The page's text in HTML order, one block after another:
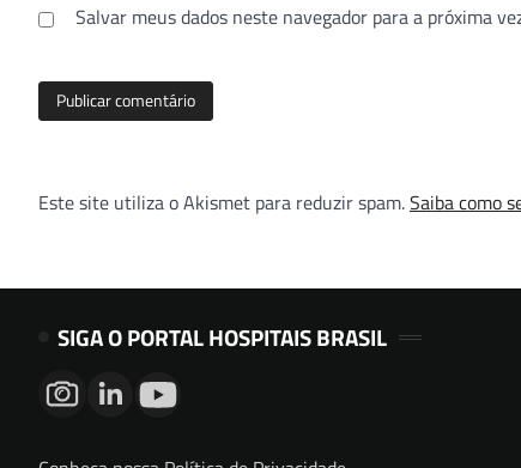
Salvar meus dados neste navegador para a próxima
Este site utiliza o Akismet para reduzir spam.Saiba como
SIGA O PORTAL HOSPITAIS BRASIL